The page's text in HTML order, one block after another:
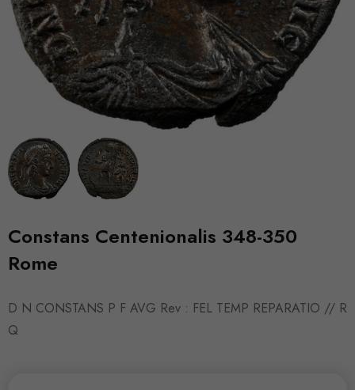
Constans Centenionalis 348-350
Rome
D N CONSTANS P F AVG Rev : FEL TEMP REPARATIO // R
Q